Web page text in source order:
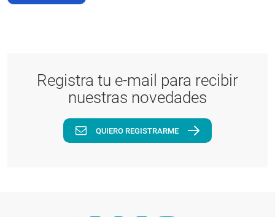
Registra tu e-mail para recibir
nuestras novedades
QUIERO REGISTRARME